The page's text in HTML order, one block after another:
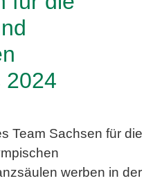
2024
Team Sachsen für die
werben in der